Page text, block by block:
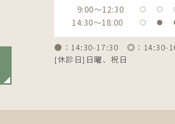
9:00～12:30
〇 〇
14:30～18:00 〇 ●
● ：14:30-17:30 ◎：14:30-
[休診日]日曜、祝日